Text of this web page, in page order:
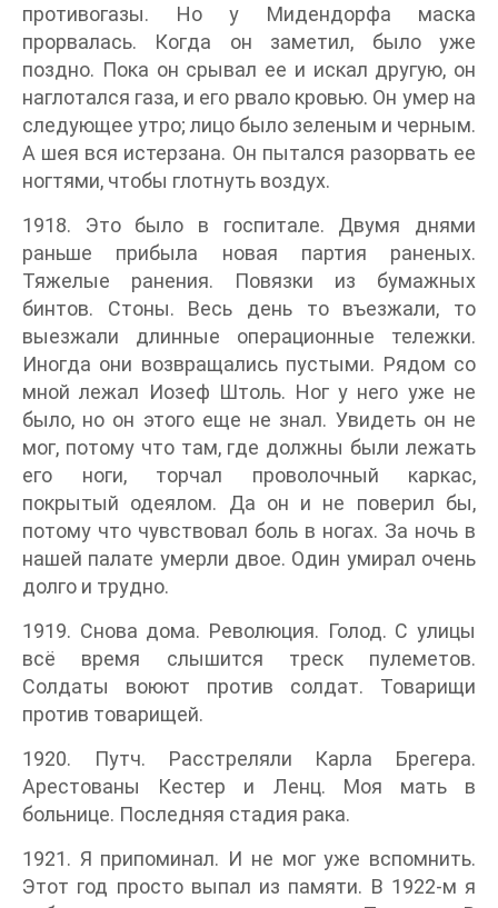
противогазы. Но у Мидендорфа маска
прорвалась. Когда он заметил, было уже
поздно. Пока он срывал ее и искал другую, он
наглотался газа, и его рвало кровью. Он умер на
следующее утро; лицо было зеленым и черным.
А шея вся истерзана. Он пытался разорвать ее
ногтями, чтобы глотнуть воздух.
1918. Это было в госпитале. Двумя днями
раньше прибыла новая партия раненых.
Тяжелые ранения. Повязки из бумажных
бинтов. Стоны. Весь день то въезжали, то
выезжали длинные операционные тележки.
Иногда они возвращались пустыми. Рядом со
мной лежал Иозеф Штоль. Ног у него уже не
было, но он этого еще не знал. Увидеть он не
мог, потому что там, где должны были лежать
его ноги, торчал проволочный каркас,
покрытый одеялом. Да он и не поверил бы,
потому что чувствовал боль в ногах. За ночь в
нашей палате умерли двое. Один умирал очень
долго и трудно.
1919. Снова дома. Революция. Голод. С улицы
всё время слышится треск пулеметов.
Солдаты воюют против солдат. Товарищи
против товарищей.
1920. Путч. Расстреляли Карла Брегера.
Арестованы Кестер и Ленц. Моя мать в
больнице. Последняя стадия рака.
1921. Я припоминал. И не мог уже вспомнить.
Этот год просто выпал из памяти. В 1922-м я